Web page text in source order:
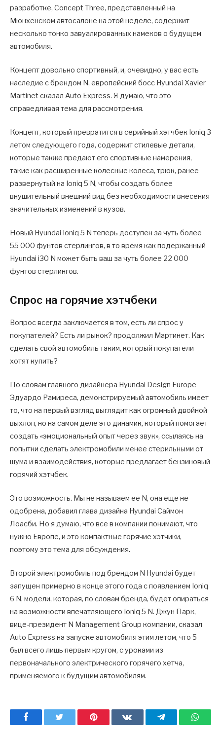
разработке, Concept Three, представленный на
Мюнхенском автосалоне на этой неделе, содержит
несколько тонко завуалированных намеков о будущем
автомобиля.
Концепт довольно спортивный, и, очевидно, у вас есть
наследие с брендом N, европейский босс Hyundai Xavier
Martinet сказал Auto Express. Я думаю, что это
справедливая тема для рассмотрения.
Концепт, который превратится в серийный хэтчбек Ioniq 3
летом следующего года, содержит стилевые детали,
которые также предают его спортивные намерения,
такие как расширенные колесные колеса, трюк, ранее
развернутый на Ioniq 5 N, чтобы создать более
внушительный внешний вид без необходимости внесения
значительных изменений в кузов.
Новый Hyundai Ioniq 5 N теперь доступен за чуть более
55 000 фунтов стерлингов, в то время как подержанный
Hyundai i30 N может быть ваш за чуть более 22 000
фунтов стерлингов.
Спрос на горячие хэтчбеки
Вопрос всегда заключается в том, есть ли спрос у
покупателей? Есть ли рынок? продолжил Мартинет. Как
сделать свой автомобиль таким, который покупатели
хотят купить?
По словам главного дизайнера Hyundai Design Europe
Эдуардо Рамиреса, демонстрируемый автомобиль имеет
то, что на первый взгляд выглядит как огромный двойной
выхлоп, но на самом деле это динамик, который помогает
создать «эмоциональный опыт через звук», ссылаясь на
попытки сделать электромобили менее стерильными от
шума и взаимодействия, которые предлагает бензиновый
горячий хэтчбек.
Это возможность. Мы не называем ее N, она еще не
одобрена, добавил глава дизайна Hyundai Саймон
Лоасби. Но я думаю, что все в компании понимают, что
нужно Европе, и это компактные горячие хэтчики,
поэтому это тема для обсуждения.
Второй электромобиль под брендом N Hyundai будет
запущен примерно в конце этого года с появлением Ioniq
6 N, модели, которая, по словам бренда, будет опираться
на возможности впечатляющего Ioniq 5 N. Джун Парк,
вице-президент N Management Group компании, сказал
Auto Express на запуске автомобиля этим летом, что 5
был всего лишь первым кругом, с уроками из
первоначального электрического горячего хетча,
применяемого к будущим автомобилям.
Facebook Pinterest ВКонтактеTelegram